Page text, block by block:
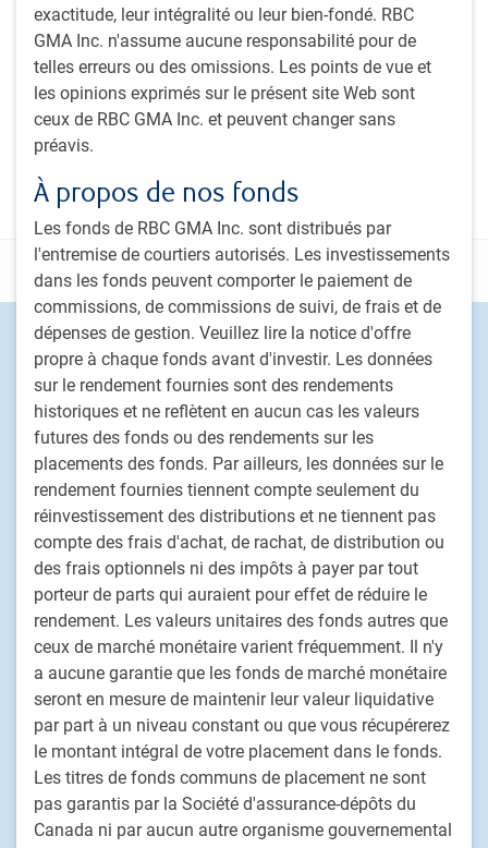
exactitude, leur intégralité ou leur bien-fondé. RBC
GMA Inc. n'assume aucune responsabilité pour de
telles erreurs ou des omissions. Les points de vue et
les opinions exprimés sur le présent site Web sont
ceux de RBC GMA Inc. et peuvent changer sans
préavis.
À propos de nos fonds
Les fonds de RBC GMA Inc. sont distribués par
l'entremise de courtiers autorisés. Les investissements
dans les fonds peuvent comporter le paiement de
commissions, de commissions de suivi, de frais et de
dépenses de gestion. Veuillez lire la notice d'offre
propre à chaque fonds avant d'investir. Les données
sur le rendement fournies sont des rendements
historiques et ne reflètent en aucun cas les valeurs
futures des fonds ou des rendements sur les
placements des fonds. Par ailleurs, les données sur le
rendement fournies tiennent compte seulement du
réinvestissement des distributions et ne tiennent pas
compte des frais d'achat, de rachat, de distribution ou
des frais optionnels ni des impôts à payer par tout
porteur de parts qui auraient pour effet de réduire le
rendement. Les valeurs unitaires des fonds autres que
ceux de marché monétaire varient fréquemment. Il n'y
a aucune garantie que les fonds de marché monétaire
seront en mesure de maintenir leur valeur liquidative
par part à un niveau constant ou que vous récupérerez
le montant intégral de votre placement dans le fonds.
Les titres de fonds communs de placement ne sont
pas garantis par la Société d'assurance-dépôts du
Canada ni par aucun autre organisme gouvernemental
Bulletin Perspectives d’investissement PH&N
Balado Le pouls du sector institutionnel (The
Institutional Beat Podcast)
Sabonner
Footer
Capacités d'investissement
Actions
Solutions déléguées de portefeuille
Stratégies de placement fondé sur le passif
Marchés privés
Placements alternatifs
Solutions multi-actifs personnalisées
Procédure de traitement des plaintes de clients
PH&N Institutionnel
À propos de nous
Investissement responsable
Nous joindre
Carrières